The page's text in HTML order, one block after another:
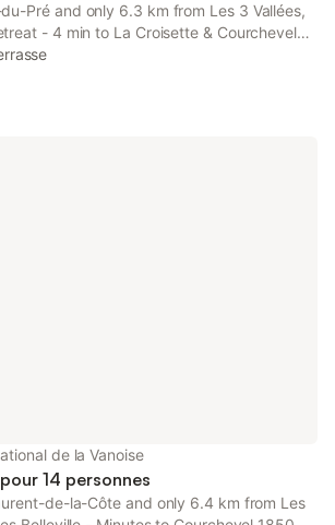
Pré and only 6.3 km from Les 3 Vallées,
- 4 min to La Croisette & Courchevel
with mountain views, free WiFi and
de la Vanoise
14 personnes
de-la-Côte and only 6.4 km from Les